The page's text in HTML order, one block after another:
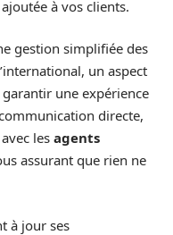
à vos clients.
gestion simplifiée des
un aspect
une expérience
directe,
les agents
assurant que rien ne
à jour ses